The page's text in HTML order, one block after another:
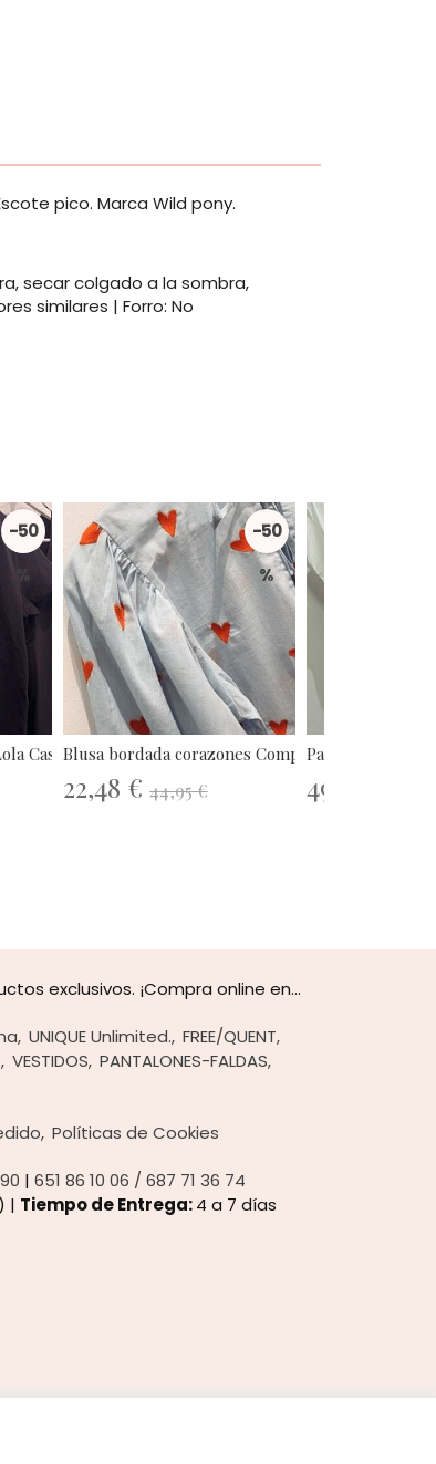
pico. Marca Wild pony.
secar colgado a la sombra,
similares | Forro: No
-50
%
Casademunt
-50
%
Blusa bordada corazones Compañía...
22,48 € 44,95 €
Pantalón Fluor
49,50 €
exclusivos. ¡Compra online en...
UNIQUE Unlimited. FREE/QUENT
VESTIDOS PANTALONES-FALDAS
Políticas de Cookies
|651 86 10 06 / 687 71 36 74
| Tiempo de Entrega:4 a 7 días